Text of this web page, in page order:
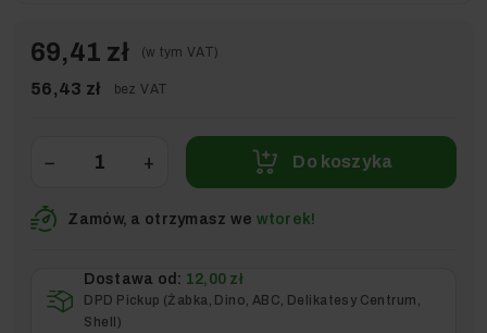
69,41 zł (w tym VAT)
56,43 zł bez VAT
− + Do koszyka
Zamów, a otrzymasz we wtorek!
Dostawa od: 12,00 zł
DPD Pickup (Żabka, Dino, ABC, Delikatesy Centrum,
Shell)